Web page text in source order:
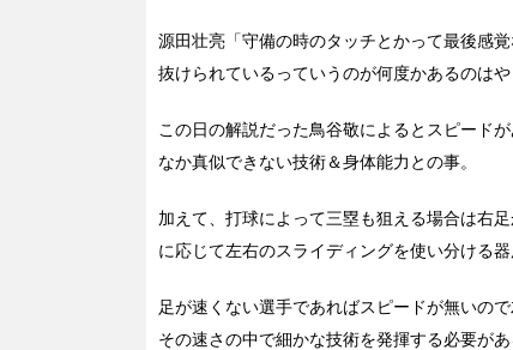
源田壮亮「守備の時のタッチとかって最後感
抜けられているっていうのが何度かあるのは
この日の解説だった鳥谷敬によるとスピード
なか真似できない技術＆身体能力との事。
加えて、打球によって三塁も狙える場合は右
に応じて左右のスライディングを使い分ける器
足が速くない選手であればスピードが無いの
その速さの中で細かな技術を発揮する必要が